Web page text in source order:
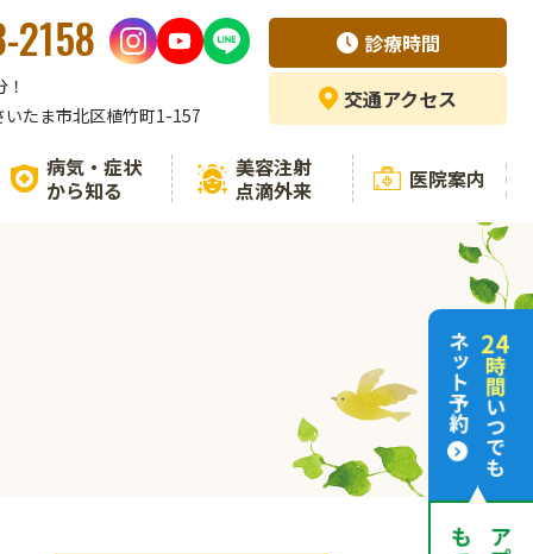
2158
たま市北区植竹町1-157
診療時間
交通アクセス
病気・症状
から知る
美容注射
点滴外来
医院案内